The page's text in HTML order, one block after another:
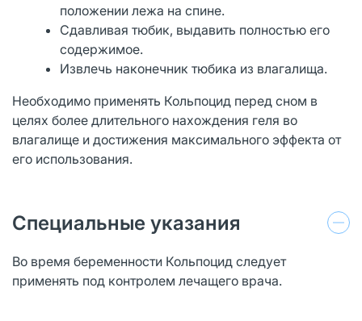
положении лежа на спине.
Сдавливая тюбик, выдавить полностью его
содержимое.
Извлечь наконечник тюбика из влагалища.
Необходимо применять Кольпоцид перед сном в
целях более длительного нахождения геля во
влагалище и достижения максимального эффекта от
его использования.
Специальные указания
Во время беременности Кольпоцид следует
применять под контролем лечащего врача.